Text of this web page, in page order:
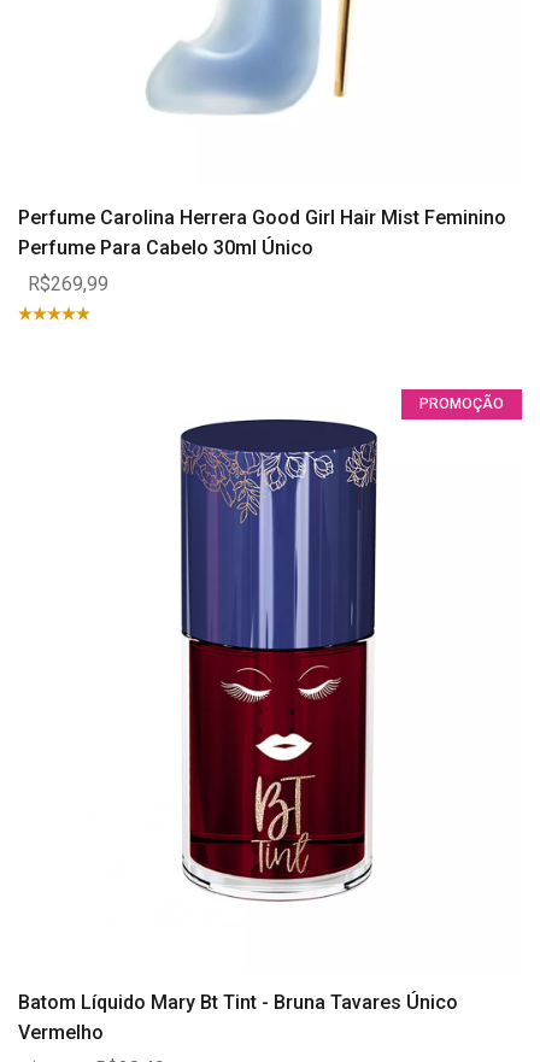
Perfume Carolina Herrera Good Girl Hair Mist Feminino
Perfume Para Cabelo 30ml Único
R$269,99
PROMOÇÃO
Batom Líquido Mary Bt Tint - Bruna Tavares Único
Vermelho